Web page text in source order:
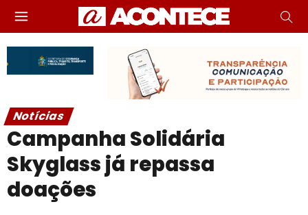
Notícias
Campanha Solidária
Skyglass já repassa
doações